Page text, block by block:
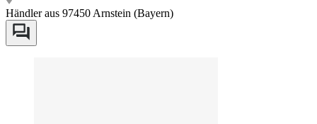
Händler aus 97450 Arnstein (Bayern)